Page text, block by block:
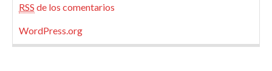
RSS de los comentarios
WordPress.org